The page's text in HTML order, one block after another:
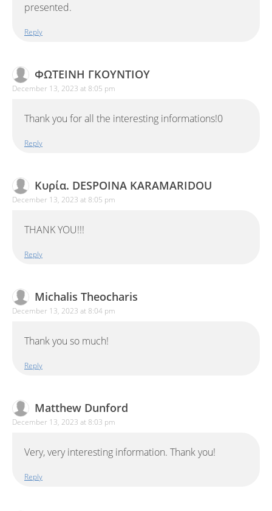
presented.
Reply
ΦΩΤΕΙΝΗ ΓΚΟΥΝΤΙΟΥ
December 13, 2023 at 8:05 pm
Thank you for all the interesting informations!0
Reply
Κυρία. DESPOINA KARAMARIDOU
December 13, 2023 at 8:05 pm
THANK YOU!!!
Reply
Michalis Theocharis
December 13, 2023 at 8:04 pm
Thank you so much!
Reply
Matthew Dunford
December 13, 2023 at 8:03 pm
Very, very interesting information. Thank you!
Reply